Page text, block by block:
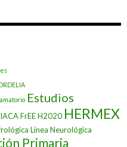
Estudios
FrEEH2020 HERMEX
Línea Neurológica
Primaria